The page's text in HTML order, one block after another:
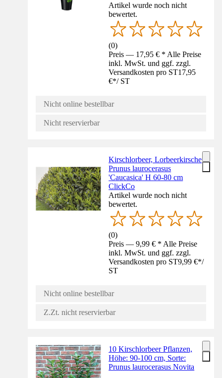
Artikel wurde noch nicht
bewertet.
(0)
Preis — 17,95 € * Alle Preise
inkl. MwSt. und ggf. zzgl.
Versandkosten pro ST17,95
€*/ ST
Nicht online bestellbar
Nicht reservierbar
Kirschlorbeer, Lorbeerkirsche
Prunus laurocerasus
'Caucasica' H 60-80 cm
ClickCo
Artikel wurde noch nicht
bewertet.
(0)
Preis — 9,99 € * Alle Preise
inkl. MwSt. und ggf. zzgl.
Versandkosten pro ST9,99 €*/
ST
Nicht online bestellbar
Z.Zt. nicht reservierbar
10 Kirschlorbeer Pflanzen,
Höhe: 90-100 cm, Sorte:
Prunus laurocerasus Novita